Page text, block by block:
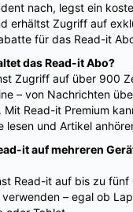
nach, legst ein
erhältst Zugriff auf
für das Read-it
das Read-it Abo?
Zugriff auf über 900
– von Nachrichten
Mit Read-it Premium
lesen und Artikel
it auf mehreren
Read-it auf bis zu fünf
– egal ob